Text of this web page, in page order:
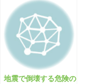
地震で倒壊する危険の